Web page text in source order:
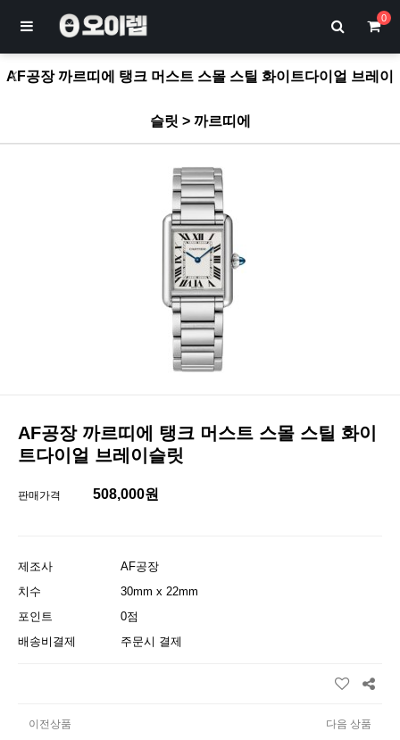
0
AF공장 까르띠에 탱크 머스트 스몰 스틸 화이트다이얼 브레이
슬릿 > 까르띠에
AF공장 까르띠에 탱크 머스트 스몰 스틸 화이
트다이얼 브레이슬릿
판매가격 508,000원
제조사
AF공장
치수
30mm x 22mm
포인트
0점
배송비결제
주문시 결제
이전상품 다음 상품